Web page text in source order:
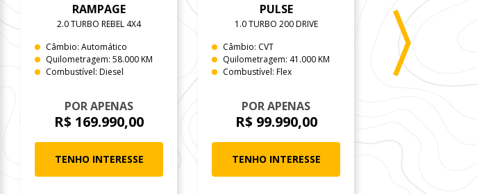
RAMPAGE
2.0 TURBO REBEL 4X4
Câmbio: Automático
Quilometragem: 58.000 KM
Combustível: Diesel
POR APENAS
R$ 169.990,00
TENHO INTERESSE
PULSE
1.0 TURBO 200 DRIVE
Câmbio: CVT
Quilometragem: 41.000 KM
Combustível: Flex
POR APENAS
R$ 99.990,00
TENHO INTERESSE
Câmbio: Manual
Quilometragem:
Combustível: Flex